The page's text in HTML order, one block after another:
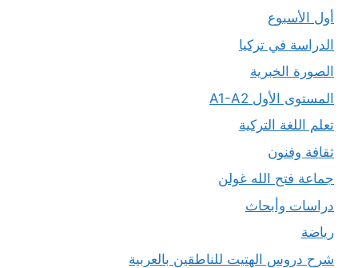
أول الأسبوع
الدراسة في تركيا
الصورة الخبرية
المستوى الأول A1-A2
تعلم اللغة التركية
ثقافة وفنون
جماعة فتح الله غولن
دراسات وأبحاث
رياضة
شرح دروس الهتيت للناطقين بالعربية